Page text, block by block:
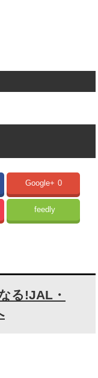
Google+ 0
feedly
る!JAL・